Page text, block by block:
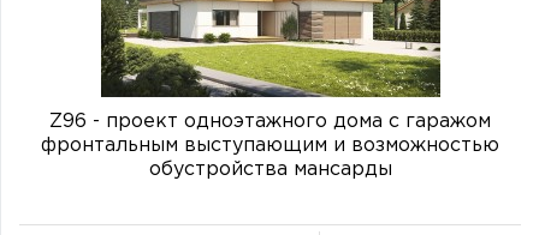
Z96 - проект одноэтажного дома с гаражом
фронтальным выступающим и возможностью
обустройства мансарды